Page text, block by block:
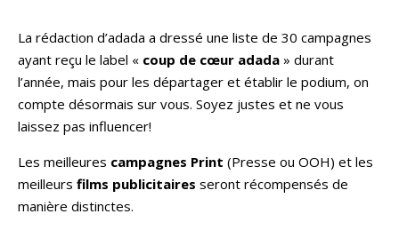
La rédaction d’adada a dressé une liste de 30 campagnes
ayant reçu le label « coup de cœur adada » durant
l’année, mais pour les départager et établir le podium, on
compte désormais sur vous. Soyez justes et ne vous
laissez pas influencer!
Les meilleures campagnes Print (Presse ou OOH) et les
meilleurs films publicitaires seront récompensés de
manière distinctes.